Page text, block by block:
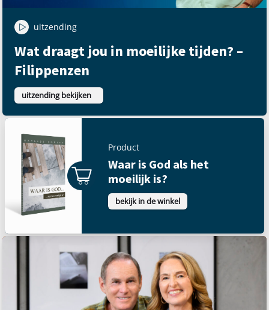
uitzending
Wat draagt jou in moeilijke tijden? –
Filippenzen
uitzending bekijken
Product
Waar is God als het
moeilijk is?
bekijk in de winkel